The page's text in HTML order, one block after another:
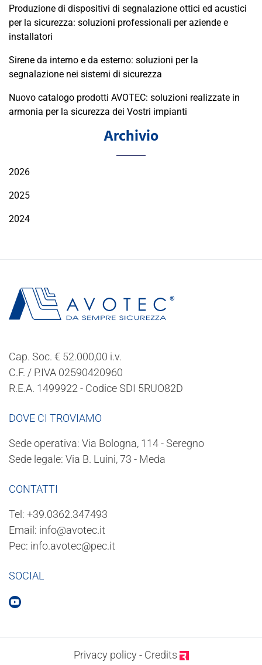
Produzione di dispositivi di segnalazione ottici ed acustici
per la sicurezza: soluzioni professionali per aziende e
installatori
Sirene da interno e da esterno: soluzioni per la
segnalazione nei sistemi di sicurezza
Nuovo catalogo prodotti AVOTEC: soluzioni realizzate in
armonia per la sicurezza dei Vostri impianti
Archivio
2026
2025
2024
Cap. Soc. € 52.000,00 i.v.
C.F. / P.IVA 02590420960
R.E.A. 1499922 - Codice SDI 5RUO82D
DOVE CI TROVIAMO
Sede operativa: Via Bologna, 114 - Seregno
Sede legale: Via B. Luini, 73 - Meda
CONTATTI
Tel: +39.0362.347493
Email: info@avotec.it
Pec: info.avotec@pec.it
SOCIAL
Privacy policy- Credits